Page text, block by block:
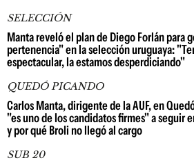
SELECCIÓN
Manta reveló el plan de Diego Forlán para
pertenencia" en la selección uruguaya:
espectacular, la estamos desperdiciando"
QUEDÓ PICANDO
Carlos Manta, dirigente de la AUF, en
"es uno de los candidatos firmes" a seguir
y por qué Broli no llegó al cargo
SUB 20